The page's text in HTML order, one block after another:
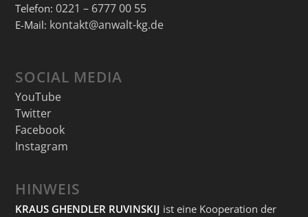
Telefon: 0221 – 6777 00 55
E-Mail: kontakt@anwalt-kg.de
SOCIAL MEDIA
YouTube
Twitter
Facebook
Instagram
HINWEIS
KRAUS GHENDLER RUVINSKIJ ist eine Kooperation der